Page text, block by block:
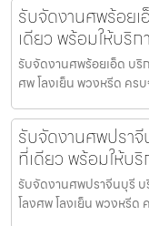
รับจัดงานศพร้อย
เดียว พร้อมให้บริ
รับจัดงานศพร้อยเอ็ด บริ
ศพ โลงเย็น พวงหรีด คร
รับจัดงานศพปรา
ที่เดียว พร้อมให้บ
รับจัดงานศพปราจีนบุรี
โลงศพ โลงเย็น พวงหรีด